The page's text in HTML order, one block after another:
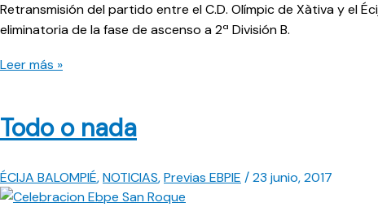
Retransmisión del partido entre el C.D. Olímpic de Xàtiva y el
eliminatoria de la fase de ascenso a 2ª División B.
Directo:
–
Écija
Balompié
Leer más »
Todo o nada
ÉCIJA BALOMPIÉ,NOTICIAS,Previas EBPIE /23 junio, 2017